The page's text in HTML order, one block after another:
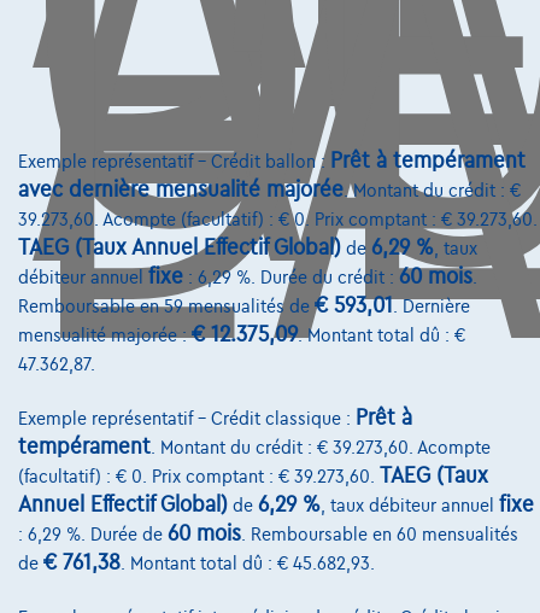
02/2023
40.422 km Hybride
Automatique
165 kW ( 225 CV )
€26.950
Dès €517,14 /moiset une dernière mensualité de
Exemple représentatif – Crédit ballon : Prêt à tempérament
avec dernière mensualité majorée. Montant du crédit : €
39.273,60. Acompte (facultatif) : € 0. Prix comptant : € 39.273,60.
TAEG (Taux Annuel Effectif Global) de 6,29 % , taux
débiteur annuel fixe : 6,29 %. Durée du crédit : 60 mois
Remboursable en 59 mensualités de € 593,01 . Dernière
mensualité majorée :€ 12.375,09. Montant total dû : €
47.362,87.
Exemple représentatif – Crédit classique : Prêt à
tempérament . Montant du crédit : € 39.273,60. Acompte
(facultatif) : € 0. Prix comptant : € 39.273,60. TAEG (Taux
Annuel Effectif Global) de 6,29 % , taux débiteur annuel fixe
: 6,29 %. Durée de 60 mois . Remboursable en 60 mensualités
de € 761,38 . Montant total dû : € 45.682,93.